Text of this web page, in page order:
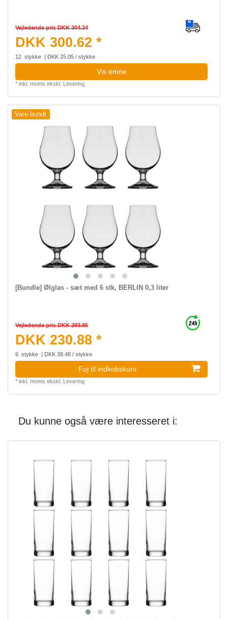
Vejledende pris DKK 304.34
DKK 300.62 *
12 stykke | DKK 25.05 / stykke
Vis emne
* inkl. moms ekskl. Levering
Vare bundt
[Bundle] Ølglas - sæt med 6 stk, BERLIN 0,3 liter
Vejledende pris DKK 293.85
DKK 230.88 *
6 stykke | DKK 38.48 / stykke
Foj til indkobskurv
* inkl. moms ekskl. Levering
Du kunne også være interesseret i: